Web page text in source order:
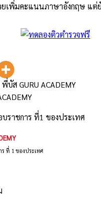
ยเพิ่มคะแนนภาษาอังกฤษ แ
บราชการ ที่1 ของประเทศ
ที่ 1 ของประเทศ